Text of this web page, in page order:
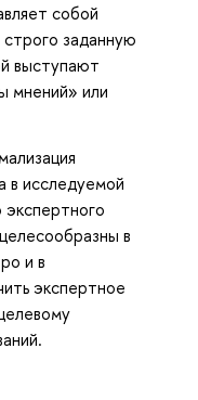
собой
заданную
выступают
мнений» или
в исследуемой
экспертного
в
и в
экспертное